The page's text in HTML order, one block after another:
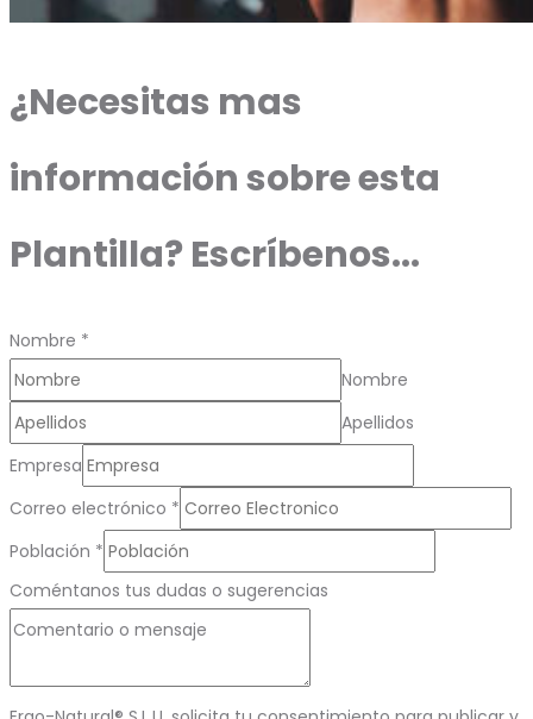
¿Necesitas mas
información sobre esta
Plantilla? Escríbenos...
Nombre *
Nombre
Apellidos
Empresa
Correo electrónico *
Población *
Coméntanos tus dudas o sugerencias